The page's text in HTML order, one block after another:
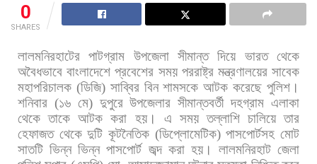
0
SHARES
লালমনিরহাটের পাটগ্রাম উপজেলা সীমান্ত দিয়ে ভারত থেকে
অবৈধভাবে বাংলাদেশে প্রবেশের সময় পররাষ্ট্র মন্ত্রণালয়ের সাবেক
মহাপরিচালক (ডিজি) সাব্বির বিন শামসকে আটক করেছে পুলিশ।
শনিবার (১৬ মে) দুপুরে উপজেলার সীমান্তবর্তী দহগ্রাম এলাকা
থেকে তাকে আটক করা হয়। এ সময় তল্লাশি চালিয়ে তার
হেফাজত থেকে দুটি কূটনৈতিক (ডিপ্লোমেটিক)পাসপোর্টসহ মোট
সাতটি ভিন্ন ভিন্ন পাসপোর্ট জব্দ করা হয়। লালমনিরহাট জেলা